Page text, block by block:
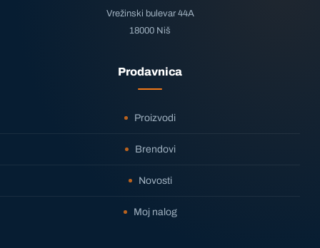
Vrežinski bulevar 44A
18000 Niš
Prodavnica
Proizvodi
Brendovi
Novosti
Moj nalog